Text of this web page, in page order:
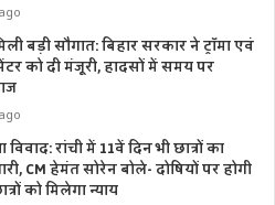
बड़ी सौगात: बिहार सरकार ने ट्रॉमा एवं
को दी मंजूरी, हादसों में समय पर
विवाद: रांची में 11वें दिन भी छात्रों का
CM हेमंत सोरेन बोले- दोषियों पर होगी
को मिलेगा न्याय